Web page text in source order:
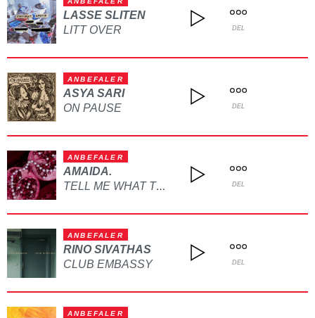
LASSE SLITEN
LITT OVER
DEL
ANBEFALER
ASYA SARI
ON PAUSE
DEL
ANBEFALER
AMAIDA.
TELL ME WHAT TO DO DEL
ANBEFALER
RINO SIVATHAS
CLUB EMBASSY
DEL
ANBEFALER